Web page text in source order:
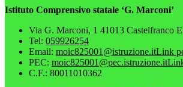
Istituto Comprensivo statale ‘G. Marconi’
Via G. Marconi, 1 41013 Castelfranco
Tel: 059926254
Email: moic825001@istruzione.itLink
PEC: moic825001@pec.istruzione.it
C.F.: 80011010362